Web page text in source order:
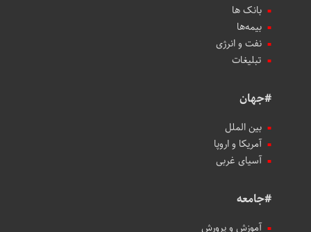
بانک ها
بیمه‌ها
نفت و انرژی
تبلیغات
#جهان
بین الملل
آمریکا و اروپا
آسیای غربی
#جامعه
آموزش و پرورش